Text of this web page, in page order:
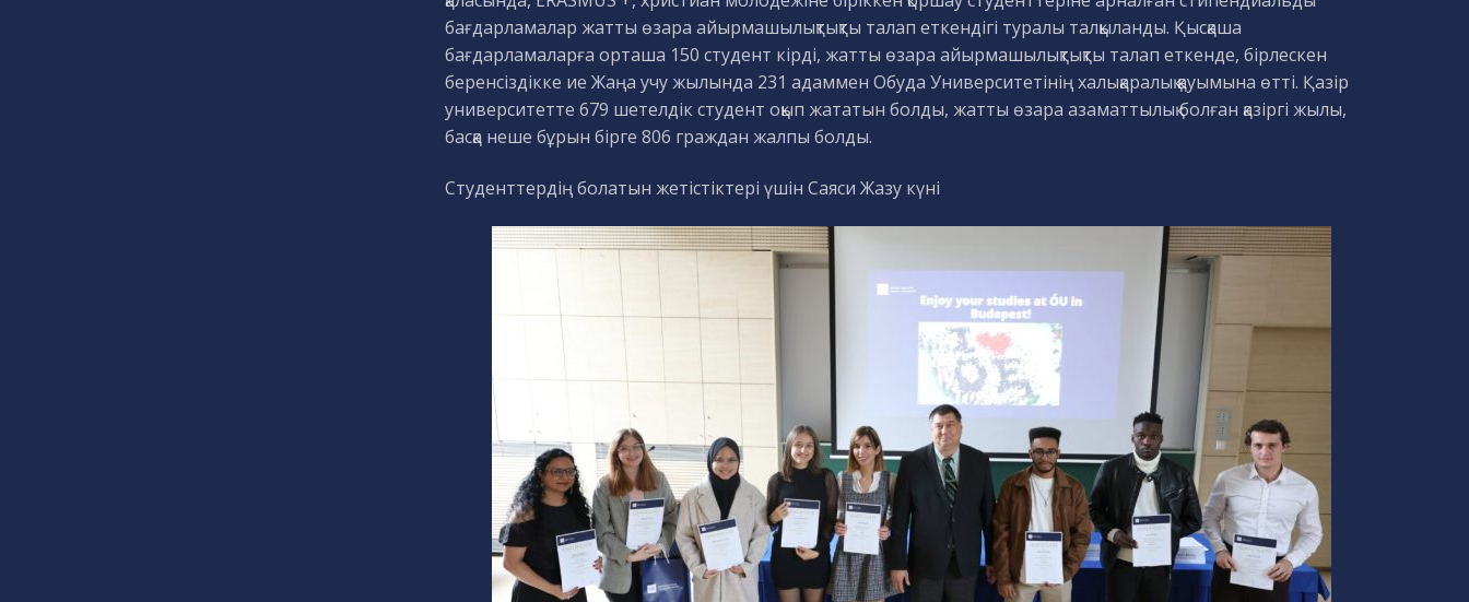
бағдарламалар жатты өзара айырмашылықтықты талап еткендігі туралы талқыланды. Қысқаша
бағдарламаларға орташа 150 студент кірді, жатты өзара айырмашылықтықты талап еткенде, бірлескен
беренсіздікке ие Жаңа учу жылында 231 адаммен Обуда Университетінің халықаралық қауымына өтті. Қазір
университетте 679 шетелдік студент оқып жататын болды, жатты өзара азаматтылық болған қазіргі жылы,
басқа неше бұрын бірге 806 граждан жалпы болды.
Студенттердің болатын жетістіктері үшін Саяси Жазу күні